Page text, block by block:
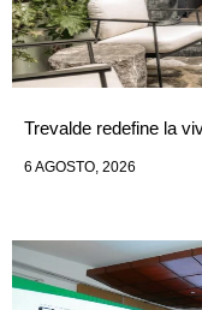
Trevalde redefine la
6 AGOSTO, 2026